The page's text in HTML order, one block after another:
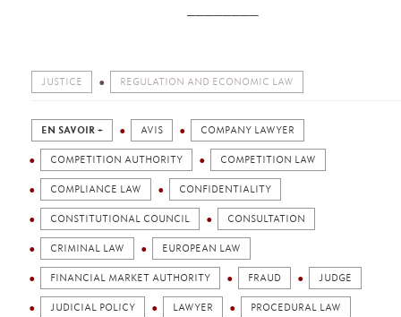
JUSTICE REGULATION AND ECONOMIC LAW
EN SAVOIR + AVIS COMPANY LAWYER
COMPETITION AUTHORITY COMPETITION LAW
COMPLIANCE LAW CONFIDENTIALITY
CONSTITUTIONAL COUNCIL CONSULTATION
CRIMINAL LAW EUROPEAN LAW
FINANCIAL MARKET AUTHORITY FRAUD JUDGE
JUDICIAL POLICY LAWYER PROCEDURAL LAW